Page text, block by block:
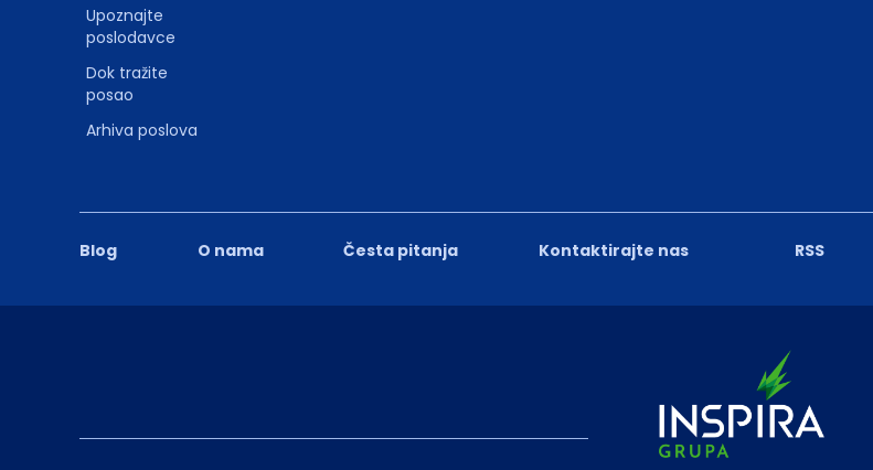
Blog O nama Česta pitanja Kontaktirajte nas RSS
Upoznajte
poslodavce
Dok tražite
posao
Arhiva poslova